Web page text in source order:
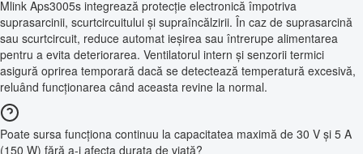
Mlink Aps3005s integrează protecție electronică împotriva
suprasarcinii, scurtcircuitului și supraîncălzirii. În caz de suprasarcină
sau scurtcircuit, reduce automat ieșirea sau întrerupe alimentarea
pentru a evita deteriorarea. Ventilatorul intern și senzorii termici
asigură oprirea temporară dacă se detectează temperatură excesivă,
reluând funcționarea când aceasta revine la normal.
Poate sursa funcționa continuu la capacitatea maximă de 30 V și 5 A
(150 W) fără a-i afecta durata de viață?